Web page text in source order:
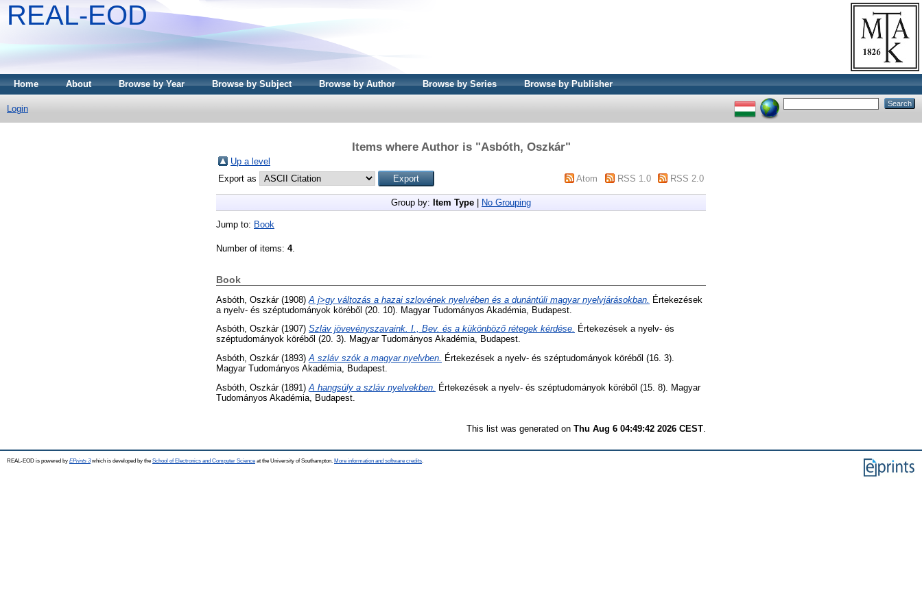
REAL-EOD
Home About Browse by Year Browse by Subject Browse by Author Browse by Series Browse by Publisher
Login
Items where Author is "Asbóth, Oszkár"
Up a level
Export as
Atom RSS 1.0 RSS 2.0
Group by: Item Type No Grouping
Jump to: Book
Number of items: 4.
Book
Asbóth, Oszkár(1908) A j>gy változás a hazai szlovének nyelvében és a dunántúli magyar nyelvjárásokban. Értekezések
a nyelv- és széptudományok köréből (20. 10). Magyar Tudományos Akadémia, Budapest.
Asbóth, Oszkár(1907) Szláv jövevényszavaink. I., Bev. és a kükönböző rétegek kérdése. Értekezések a nyelv- és
széptudományok köréből (20. 3). Magyar Tudományos Akadémia, Budapest.
Asbóth, Oszkár(1893)A szláv szók a magyar nyelvben. Értekezések a nyelv- és széptudományok köréből (16. 3).
Magyar Tudományos Akadémia, Budapest.
Asbóth, Oszkár(1891) A hangsúly a szláv nyelvekben.
Értekezések a nyelv- és széptudományok köréből (15. 8). Magyar
Tudományos Akadémia, Budapest.
This list was generated on Thu Aug 6 04:49:42 2026 CEST
REAL-EOD is powered by EPrints 3which is developed by the School of Electronics and Computer Science at the University of Southampton. More information and software credits